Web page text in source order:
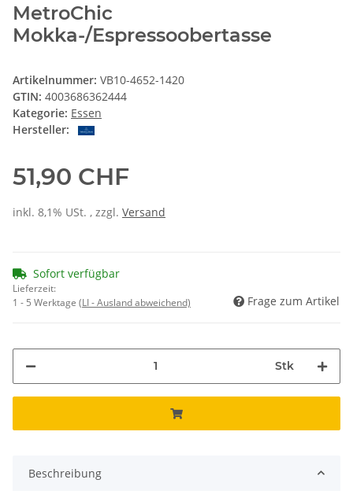
MetroChic
Mokka-/Espressoobertasse
Artikelnummer: VB10-4652-1420
GTIN: 4003686362444
Kategorie: Essen
Hersteller:
51,90 CHF
inkl. 8,1% USt. , zzgl. Versand
Sofort verfügbar
Lieferzeit:
1 - 5 Werktage (LI - Ausland abweichend) Frage zum Artikel
Stk
Beschreibung